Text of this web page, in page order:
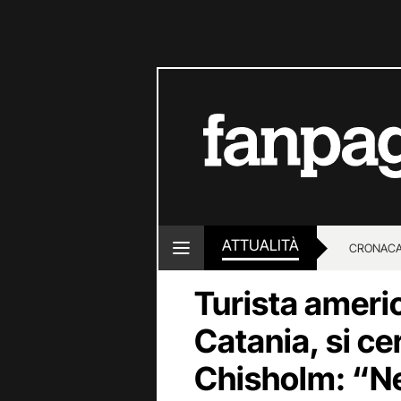
ATTUALITÀ
LOTTO E
Turista
Catania, si
Chisholm: